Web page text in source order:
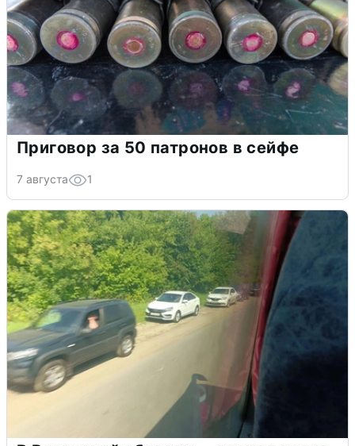
Приговор за 50 патронов в сейфе
7 августа 1